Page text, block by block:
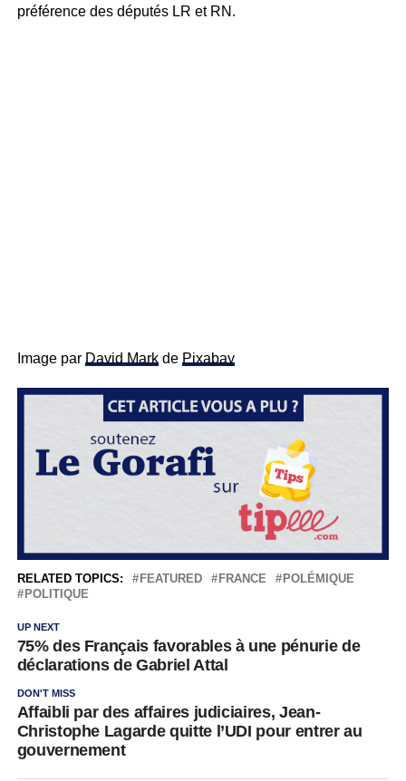
préférence des députés LR et RN.
Image par David Markde Pixabay
RELATED TOPICS: FEATURED FRANCE
POLÉMIQUE
POLITIQUE
UP NEXT
75% des Français favorables à une pénurie de
déclarations de Gabriel Attal
DON'T MISS
Affaibli par des affaires judiciaires, Jean-
Christophe Lagarde quitte l’UDI pour entrer au
gouvernement